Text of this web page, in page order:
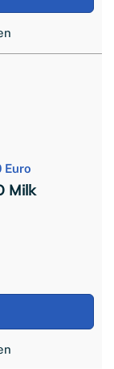
Euro
Milk